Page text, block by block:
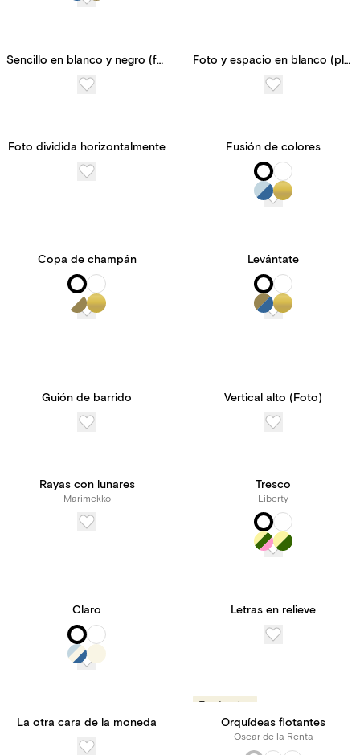
Sencillo en blanco y negro (foto) Foto y espacio en blanco (plantilla personalizable)
Foto dividida horizontalmente Fusión de colores
Copa de champán Levántate
¡Novedad! Suscríbete a
de acceso ilimitado a
nuestras funciones y
herramientas, todo ello
por un precio
transparente.
Guión de barrido Vertical alto (Foto)
Rayas con lunares
Marimekko
Tresco
Liberty
Claro Letras en relieve
La otra cara de la moneda
Tendencias
Orquídeas flotantes
Oscar de la Renta